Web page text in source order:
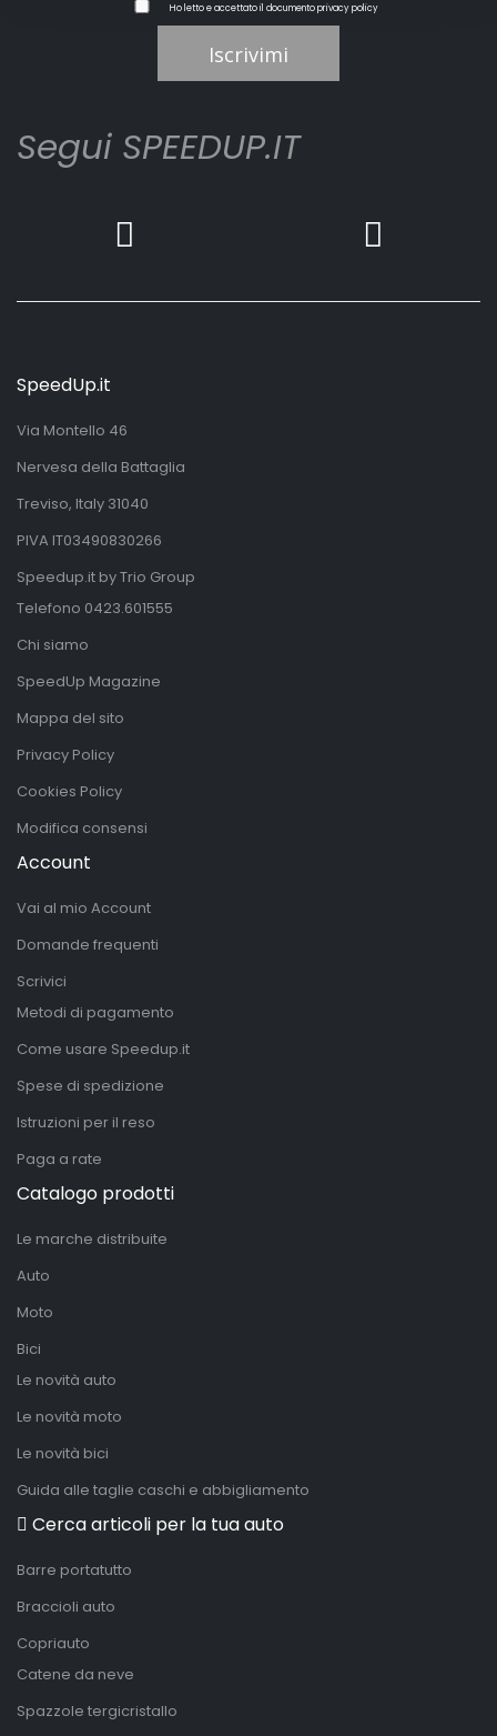
Ho letto e accettato il documentoprivacy policy
Iscrivimi
Segui SPEEDUP.IT
SpeedUp.it
Via Montello 46
Nervesa della Battaglia
Treviso, Italy 31040
PIVA IT03490830266
Speedup.it by Trio Group
Telefono 0423.601555
Chi siamo
SpeedUp Magazine
Mappa del sito
Privacy Policy
Cookies Policy
Modifica consensi
Account
Vai al mio Account
Domande frequenti
Scrivici
Metodi di pagamento
Come usare Speedup.it
Spese di spedizione
Istruzioni per il reso
Paga a rate
Catalogo prodotti
Le marche distribuite
Auto
Moto
Bici
Le novità auto
Le novità moto
Le novità bici
Guida alle taglie caschi e abbigliamento
Cerca articoli per la tua auto
Barre portatutto
Braccioli auto
Copriauto
Catene da neve
Spazzole tergicristallo